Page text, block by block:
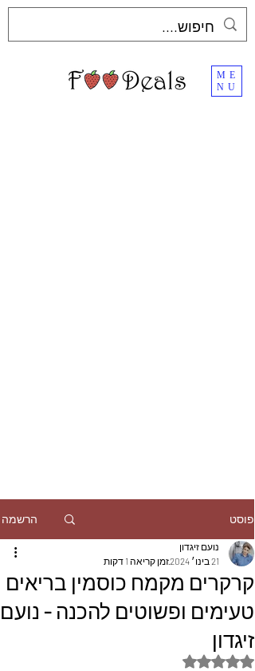
ME
NU
פוסט הרשמה
קרקרים מקמח כוסמין בריאים
טעימים ופשוטים להכנה - נועם
זיגדון
נועם זיגדון
21 בינו׳ 2024
זמן קריאה 1 דקות
דירוג של NaN מתוך 5 כוכבים